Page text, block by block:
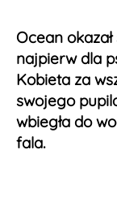
Ocean
najpierw dla
Kobieta za
swojego
wbiegła do
fala.